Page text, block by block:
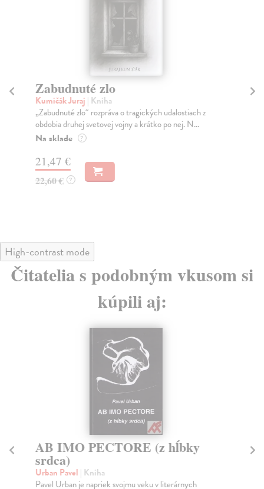
Zabudnuté zlo
Kumičák Juraj | Kniha
„Zabudnuté zlo“ rozpráva o tragických udalostiach z
obdobia druhej svetovej vojny a krátko po nej. N...
Na sklade ?
21,47 €
22,60 € ?
High-contrast mode
Čitatelia s podobným vkusom si
kúpili aj:
AB IMO PECTORE (z hĺbky
srdca)
Urban Pavel | Kniha
Pavel Urban je napriek svojmu veku v literárnych